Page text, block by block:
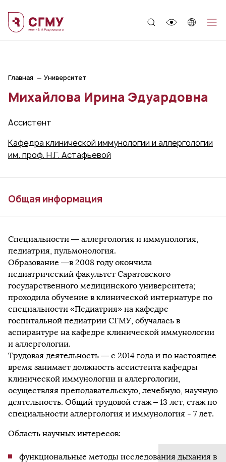
Главная Университет
Михайлова Ирина Эдуардовна
Ассистент
Кафедра клинической иммунологии и аллергологии
им. проф. Н.Г. Астафьевой
Общая информация
Специальности — аллергология и иммунология,
педиатрия, пульмонология.
Образование —в 2008 году окончила
педиатрический факультет Саратовского
государственного медицинского университета;
проходила обучение в клинической интернатуре по
специальности «Педиатрия» на кафедре
госпитальной педиатрии СГМУ, обучалась в
аспирантуре на кафедре клинической иммунологии
и аллергологии.
Трудовая деятельность — с 2014 года и по настоящее
время занимает должность ассистента кафедры
клинической иммунологии и аллергологии,
осуществляя преподавательскую, лечебную, научную
деятельность. Общий трудовой стаж – 13 лет, стаж по
специальности аллергология и иммунология - 7 лет.
Область научных интересов:
функциональные методы исследования дыхания в